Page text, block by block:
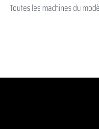
Toutes les machines du